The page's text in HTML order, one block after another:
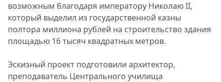
возможным благодаря императору Николаю II,
который выделил из государственной казны
полтора миллиона рублей на строительство здания
площадью 16 тысяч квадратных метров.
Эскизный проект подготовили архитектор,
преподаватель Центрального училища